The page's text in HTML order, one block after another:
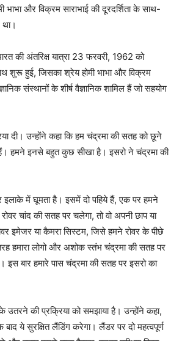
और विक्रम साराभाई की दूरदर्शिता के साथ-
की अंतरिक्ष यात्रा 23 फरवरी, 1962 को
शुरू हुई, जिसका श्रेय होमी भाभा और विक्रम
संस्थानों के शीर्ष वैज्ञानिक शामिल हैं जो सहयोग
दी। उन्होंने कहा कि हम चंद्रमा की सतह को छूने
हमने इनसे बहुत कुछ सीखा है। इसरो ने चंद्रमा की
में घूमता है। इसमें दो पहिये हैं, एक पर हमने
चांद की सतह पर चलेगा, तो वो अपनी छाप या
इमेजर या कैमरा सिस्टम, जिसे हमने रोवर के पीछे
हमारा लोगो और अशोक स्तंभ चंद्रमा की सतह पर
इस बार हमारे पास चंद्रमा की सतह पर इसरो का
उतरने की प्रक्रिया को समझाया है। उन्होंने कहा,
ये सुरक्षित लैंडिंग करेगा। लैंडर पर दो महत्वपूर्ण